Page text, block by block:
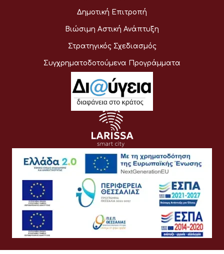
Δημοτική Επιτροπή
Βιώσιμη Αστική Ανάπτυξη
Στρατηγικός Σχεδιασμός
Συγχρηματοδοτούμενα Προγράμματα